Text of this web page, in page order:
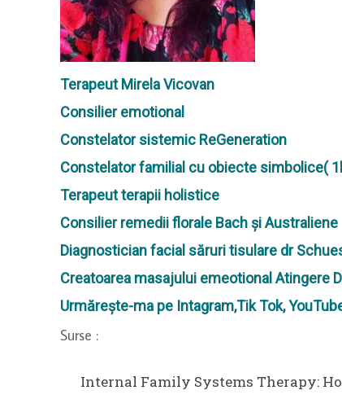
Terapeut Mirela Vicovan
Consilier emotional
Constelator sistemic ReGeneration
Constelator familial cu obiecte simbolice(
Terapeut terapii holistice
Consilier remedii florale Bach și Australiene
Diagnostician facial săruri tisulare dr
Creatoarea masajului emeotional Atingere
Urmărește-ma pe Intagram,Tik Tok,
Surse :
Internal Family Systems Therapy: